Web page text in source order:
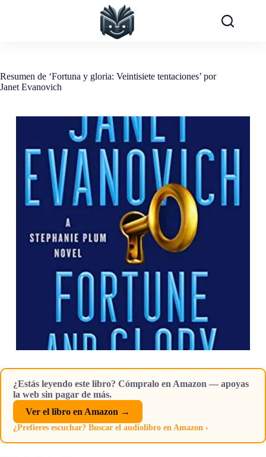
Resumen de ‘Fortuna y gloria: Veintisiete tentaciones’ por
Janet Evanovich
¿Estás leyendo este libro? Cómpralo en Amazon — apoyas
la web sin pagar de más.
Ver el libro en Amazon →
¿Prefieres escuchar? Buscar el audiolibro en Amazon ›